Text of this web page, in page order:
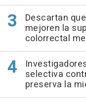
Descartan
mejoren la
colorrectal
selectiva
preserva la